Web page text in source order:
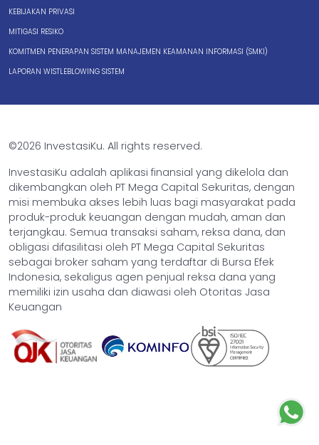
KEBIJAKAN PRIVASI
MITIGASI RESIKO
KOMITMEN PENERAPAN SISTEM MANAJEMEN KEAMANAN INFORMASI (SMKI)
LAPORAN WISTLEBLOWING SISTEM
©2026 InvestasiKu. All rights reserved.
InvestasiKu adalah aplikasi finansial yang dikelola dan
dikembangkan oleh PT Mega Capital Sekuritas, dengan
misi membuka akses lebih luas bagi masyarakat pada
produk-produk keuangan dengan mudah, aman dan
terjangkau. Semua transaksi saham, reksa dana, dan
obligasi difasilitasi oleh PT Mega Capital Sekuritas
sebagai broker saham yang terdaftar di Bursa Efek
Indonesia, sekaligus agen penjual reksa dana yang
memiliki izin usaha dan diawasi oleh Otoritas Jasa
Keuangan